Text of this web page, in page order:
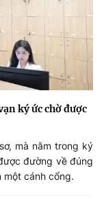
ký ức chờ được
mà nằm trong ký
đường về đúng
một cánh cổng.